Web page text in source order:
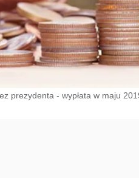
prezydenta - wypłata w maju